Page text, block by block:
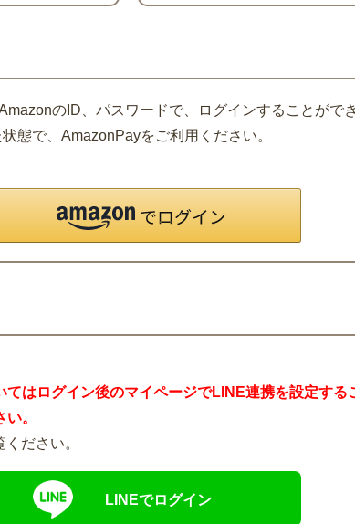
のID、パスワードで、ログインすることがで
態で、AmazonPayをご利用ください。
はログイン後のマイページでLINE連携を設定する
。
ださい。
LINEでログイン